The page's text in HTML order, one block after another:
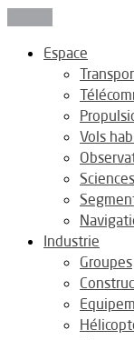
Espace
Vols
Sciences
Industrie
Groupes